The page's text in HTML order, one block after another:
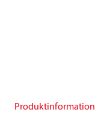
Produktinformation